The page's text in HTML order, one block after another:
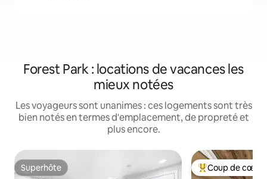
Forest Park : locations de vacances les
mieux notées
Les voyageurs sont unanimes : ces logements sont très
bien notés en termes d'emplacement, de propreté et
plus encore.
Superhôte
Superhôte Coups de cœur
Coup de cœur